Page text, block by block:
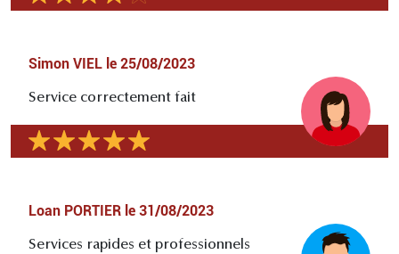
Simon VIEL le 25/08/2023
Service correctement fait
Loan PORTIER le 31/08/2023
Services rapides et professionnels